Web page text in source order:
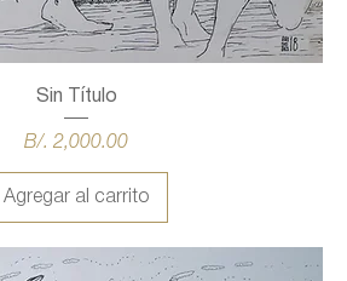
Sin Título
Precio
B/. 2,000.00
Agregar al carrito